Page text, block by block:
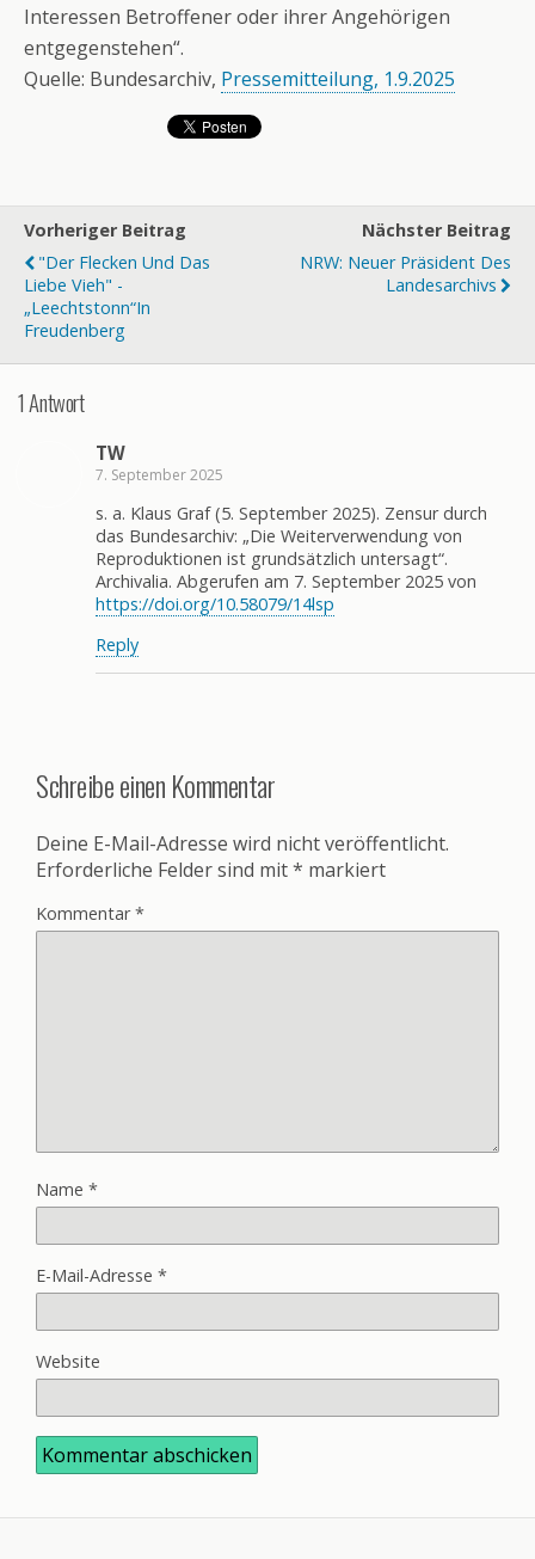
Interessen Betroffener oder ihrer Angehörigen
entgegenstehen“.
Quelle: Bundesarchiv, Pressemitteilung, 1.9.2025
Vorheriger Beitrag
"Der Flecken Und Das
Liebe Vieh" -
„Leechtstonn“in
Freudenberg
Nächster Beitrag
NRW: Neuer Präsident Des
Landesarchivs
1 Antwort
TW
7. September 2025
s. a. Klaus Graf (5. September 2025). Zensur durch
das Bundesarchiv: „Die Weiterverwendung von
Reproduktionen ist grundsätzlich untersagt“.
Archivalia. Abgerufen am 7. September 2025 von
https://doi.org/10.58079/14lsp
Reply
Schreibe einen Kommentar
Deine E-Mail-Adresse wird nicht veröffentlicht.
Erforderliche Felder sind mit* markiert
Kommentar*
Name *
E-Mail-Adresse *
Website